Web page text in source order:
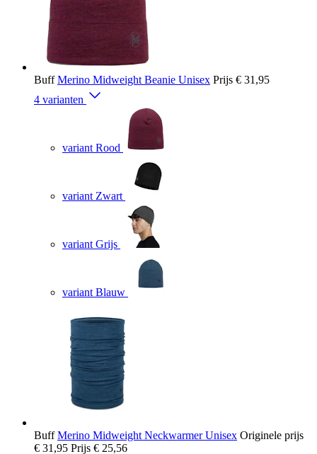
Buff Merino Midweight Beanie Unisex Prijs € 31,95
4 varianten
variant Rood
variant Zwart
variant Grijs
variant Blauw
Buff Merino Midweight Neckwarmer Unisex Originele prijs
€ 31,95 Prijs € 25,56